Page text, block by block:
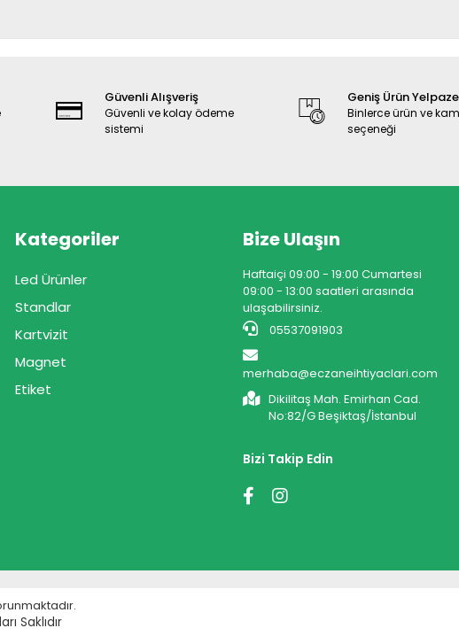
Güvenli Alışveriş
Güvenli ve kolay ödeme
sistemi
Geniş Ürün
Binlerce ürün ve
seçeneği
Kategoriler
Led Ürünler
Standlar
Kartvizit
Magnet
Etiket
Bize Ulaşın
Haftaiçi 09:00 - 19:00 Cumartesi
09:00 - 13:00 saatleri arasında
ulaşabilirsiniz.
05537091903
merhaba@eczaneihtiyaclari.com
Dikilitaş Mah. Emirhan Cad.
No:82/G Beşiktaş/İstanbul
Bizi Takip Edin
Saklıdır